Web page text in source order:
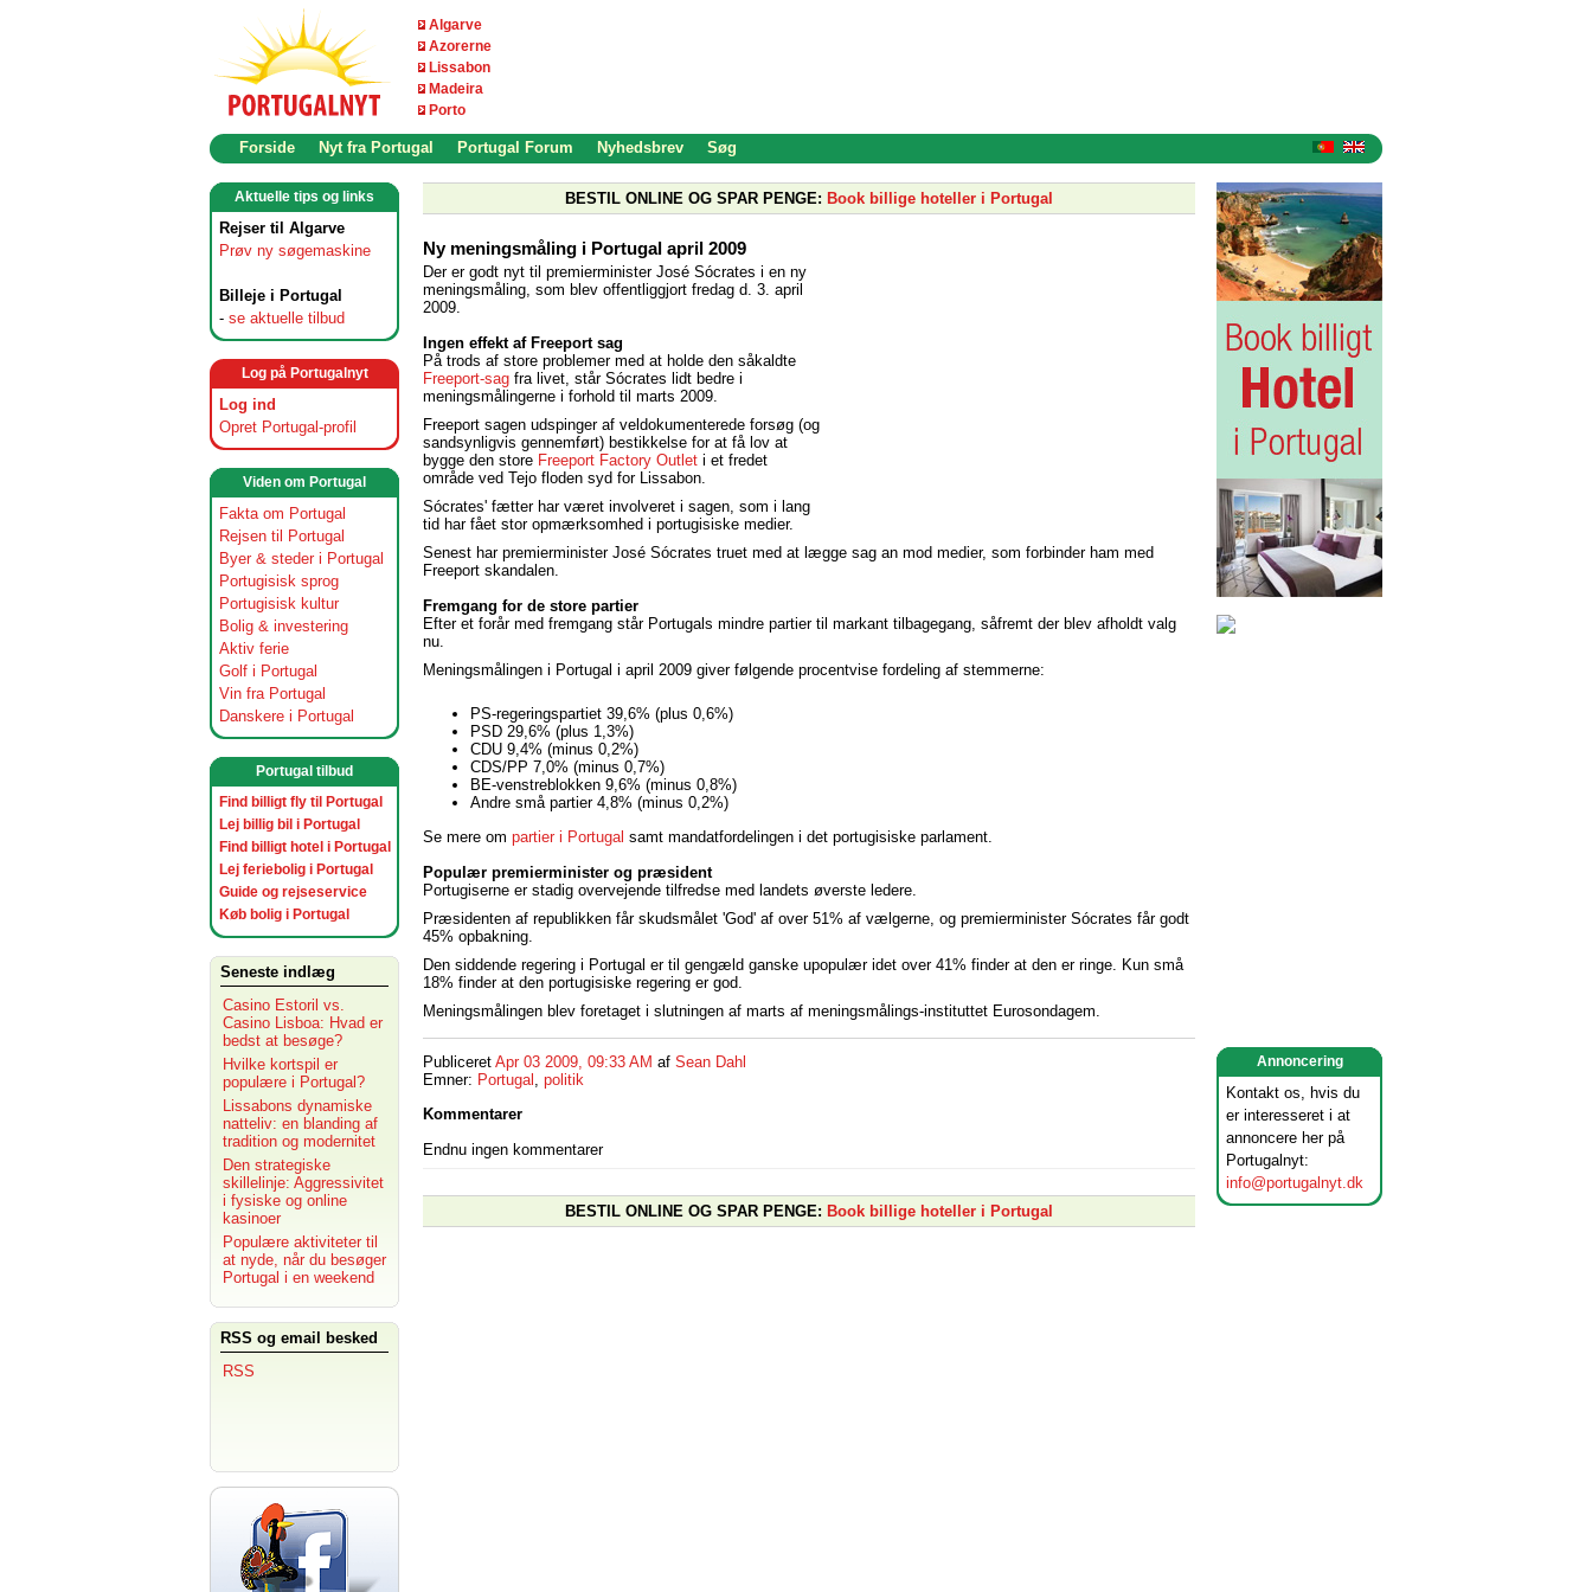
Algarve
Azorerne
Lissabon
Madeira
Porto
Forside Nyt fra Portugal Portugal Forum Nyhedsbrev Søg
Annoncering
Kontakt os, hvis du
er interesseret i at
annoncere her på
Portugalnyt:
info@portugalnyt.dk
Aktuelle tips og links
Rejser til Algarve
Prøv ny søgemaskine
Billeje i Portugal
- se aktuelle tilbud
Log på Portugalnyt
Log ind
Opret Portugal-profil
Viden om Portugal
Fakta om Portugal
Rejsen til Portugal
Byer & steder i Portugal
Portugisisk sprog
Portugisisk kultur
Bolig & investering
Aktiv ferie
Golf i Portugal
Vin fra Portugal
Danskere i Portugal
Portugal tilbud
Find billigt fly til Portugal
Lej billig bil i Portugal
Find billigt hotel i Portugal
Lej feriebolig i Portugal
Guide og rejseservice
Køb bolig i Portugal
Seneste indlæg
Casino Estoril vs.
Casino Lisboa: Hvad er
bedst at besøge?
Hvilke kortspil er
populære i Portugal?
Lissabons dynamiske
natteliv: en blanding af
tradition og modernitet
Den strategiske
skillelinje: Aggressivitet
i fysiske og online
kasinoer
Populære aktiviteter til
at nyde, når du besøger
Portugal i en weekend
RSS og email besked
RSS
BESTIL ONLINE OG SPAR PENGE: Book billige hoteller i Portugal
Ny meningsmåling i Portugal april 2009
Der er godt nyt til premierminister José Sócrates i en ny
meningsmåling, som blev offentliggjort fredag d. 3. april
2009.
Ingen effekt af Freeport sag
På trods af store problemer med at holde den såkaldte
Freeport-sag fra livet, står Sócrates lidt bedre i
meningsmålingerne i forhold til marts 2009.
Freeport sagen udspinger af veldokumenterede forsøg (og
sandsynligvis gennemført) bestikkelse for at få lov at
bygge den store Freeport Factory Outlet i et fredet
område ved Tejo floden syd for Lissabon.
Sócrates' fætter har været involveret i sagen, som i lang
tid har fået stor opmærksomhed i portugisiske medier.
Senest har premierminister José Sócrates truet med at lægge sag an mod medier, som forbinder ham med
Freeport skandalen.
Fremgang for de store partier
Efter et forår med fremgang står Portugals mindre partier til markant tilbagegang, såfremt der blev afholdt valg
nu.
Meningsmålingen i Portugal i april 2009 giver følgende procentvise fordeling af stemmerne:
PS-regeringspartiet 39,6% (plus 0,6%)
PSD 29,6% (plus 1,3%)
CDU 9,4% (minus 0,2%)
CDS/PP 7,0% (minus 0,7%)
BE-venstreblokken 9,6% (minus 0,8%)
Andre små partier 4,8% (minus 0,2%)
Se mere om partier i Portugal samt mandatfordelingen i det portugisiske parlament.
Populær premierminister og præsident
Portugiserne er stadig overvejende tilfredse med landets øverste ledere.
Præsidenten af republikken får skudsmålet 'God' af over 51% af vælgerne, og premierminister Sócrates får godt
45% opbakning.
Den siddende regering i Portugal er til gengæld ganske upopulær idet over 41% finder at den er ringe. Kun små
18% finder at den portugisiske regering er god.
Meningsmålingen blev foretaget i slutningen af marts af meningsmålings-instituttet Eurosondagem.
Publiceret Apr 03 2009, 09:33 AM af Sean Dahl
Emner: Portugal , politik
Kommentarer
Endnu ingen kommentarer
BESTIL ONLINE OG SPAR PENGE: Book billige hoteller i Portugal